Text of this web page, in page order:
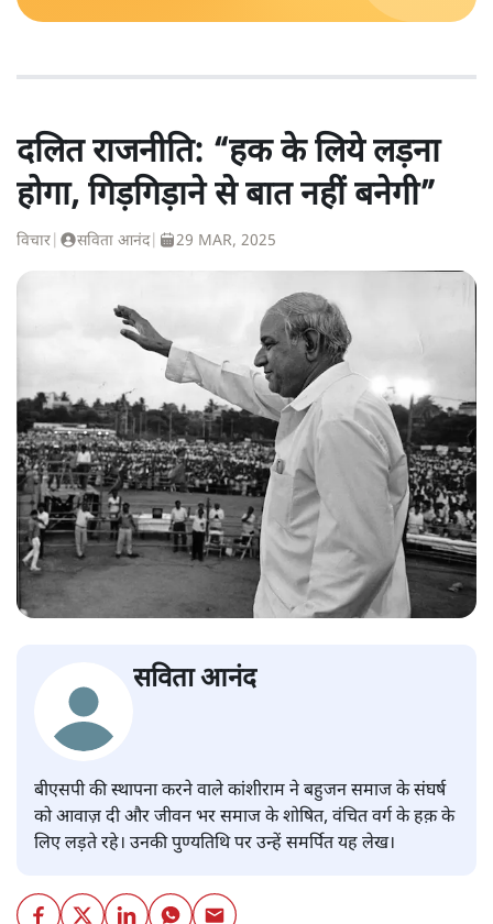
दलित राजनीति: “हक के लिये लड़ना
होगा, गिड़गिड़ाने से बात नहीं बनेगी”
विचार सविता आनंद| 29 MAR, 2025
सविता आनंद
बीएसपी की स्थापना करने वाले कांशीराम ने बहुजन समाज के संघर्ष
को आवाज़ दी और जीवन भर समाज के शोषित, वंचित वर्ग के हक़ के
लिए लड़ते रहे। उनकी पुण्यतिथि पर उन्हें समर्पित यह लेख।